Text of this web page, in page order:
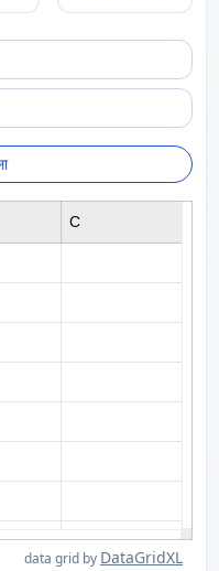
data grid by DataGridXL
C